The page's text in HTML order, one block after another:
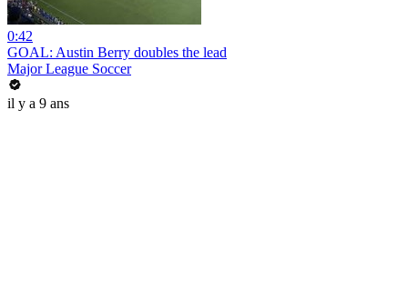
0:42
GOAL: Austin Berry doubles the lead
Major League Soccer
il y a 9 ans